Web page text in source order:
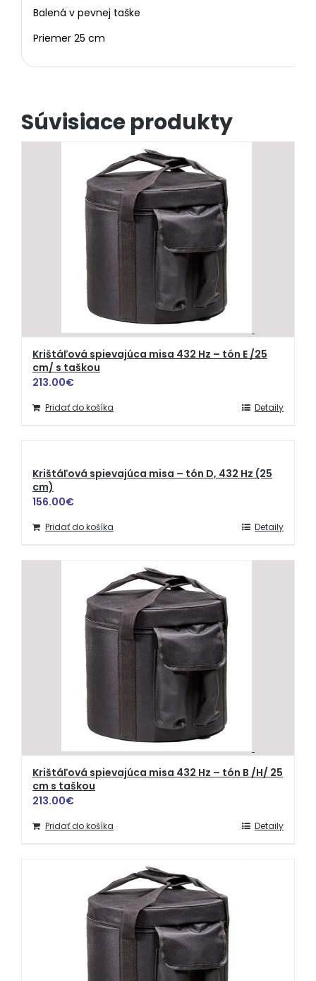
Balená v pevnej taške
Priemer 25 cm
Súvisiace produkty
Krištáľová spievajúca misa 432 Hz – tón E /25
cm/ s taškou
213.00€
Pridať do košíka Detaily
Krištáľová spievajúca misa – tón D, 432 Hz (25
cm)
156.00€
Pridať do košíka Detaily
Krištáľová spievajúca misa 432 Hz – tón B /H/ 25
cm s taškou
213.00€
Pridať do košíka Detaily